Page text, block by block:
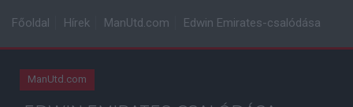
Főoldal Hírek ManUtd.com Edwin Emirates-csalódása
ManUtd.com